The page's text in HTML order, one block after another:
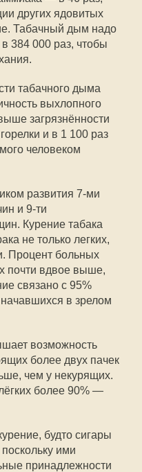
других ядовитых
Табачный дым надо
384 000 раз, чтобы
табачного дыма
выхлопного
загрязнённости
и в 1 100 раз
человеком
развития 7-ми
и 9-ти
Курение табака
не только легких,
Процент больных
почти вдвое выше,
связано с 95%
в зрелом
возможность
более двух пачек
чем у некурящих.
более 90% —
будто сигары
ими
принадлежности